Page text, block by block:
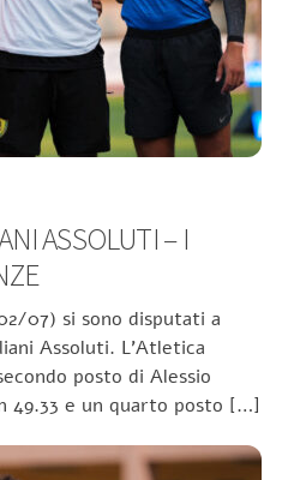
ASSOLUTI – I
07) si sono disputati a
Assoluti. L’Atletica
posto di Alessio
49.33 e un quarto posto […]